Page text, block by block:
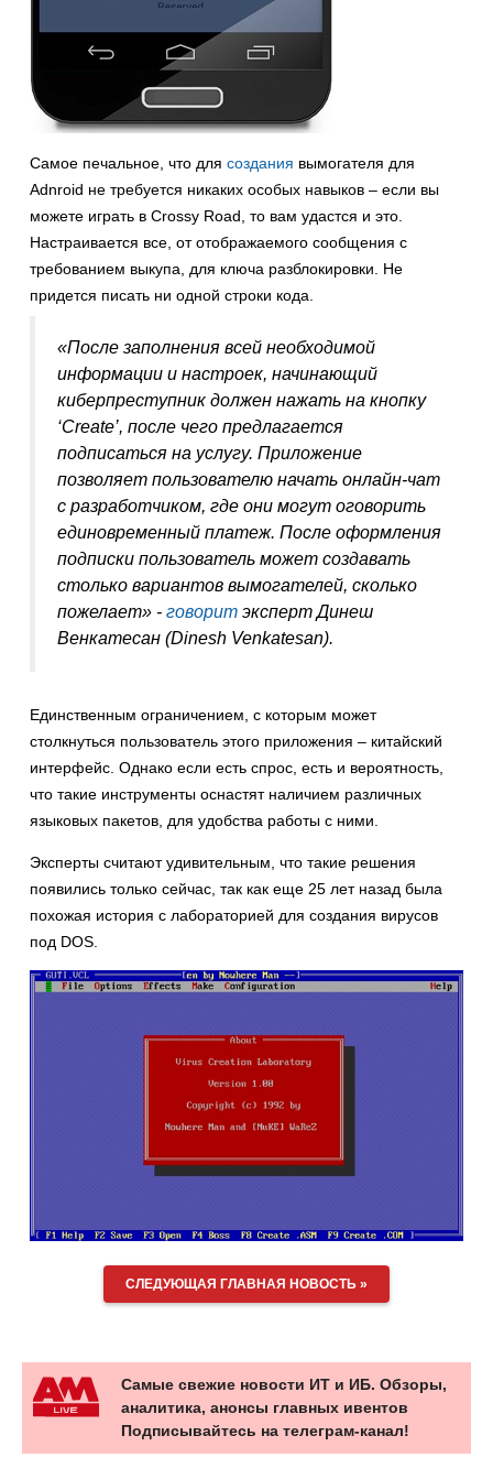
Самое печальное, что для создания вымогателя для
Adnroid не требуется никаких особых навыков – если вы
можете играть в Crossy Road, то вам удастся и это.
Настраивается все, от отображаемого сообщения с
требованием выкупа, для ключа разблокировки. Не
придется писать ни одной строки кода.
«После заполнения всей необходимой
информации и настроек, начинающий
киберпреступник должен нажать на кнопку
‘Create’, после чего предлагается
подписаться на услугу. Приложение
позволяет пользователю начать онлайн-чат
с разработчиком, где они могут оговорить
единовременный платеж. После оформления
подписки пользователь может создавать
столько вариантов вымогателей, сколько
пожелает» - говорит эксперт Динеш
Венкатесан (Dinesh Venkatesan).
Единственным ограничением, с которым может
столкнуться пользователь этого приложения – китайский
интерфейс. Однако если есть спрос, есть и вероятность,
что такие инструменты оснастят наличием различных
языковых пакетов, для удобства работы с ними.
Эксперты считают удивительным, что такие решения
появились только сейчас, так как еще 25 лет назад была
похожая история с лабораторией для создания вирусов
под DOS.
СЛЕДУЮЩАЯ ГЛАВНАЯ НОВОСТЬ »
Самые свежие новости ИТ и ИБ. Обзоры,
аналитика, анонсы главных ивентов
Подписывайтесь на телеграм-канал!